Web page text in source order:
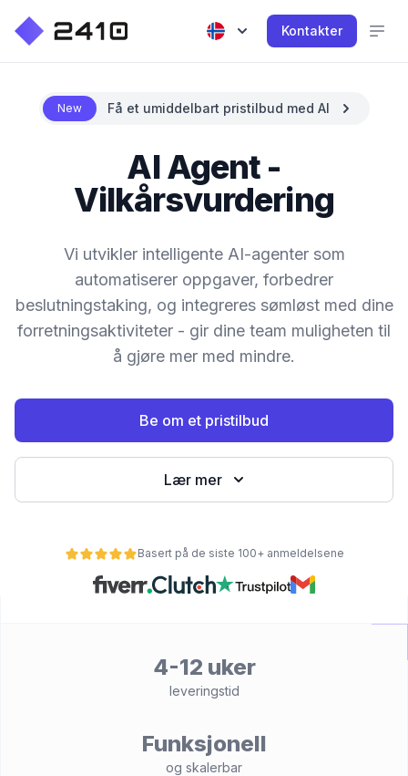
Kontakter
New Få et umiddelbart pristilbud med AI
AI Agent -
Vilkårsvurdering
Vi utvikler intelligente AI-agenter som
automatiserer oppgaver, forbedrer
beslutningstaking, og integreres sømløst med dine
forretningsaktiviteter - gir dine team muligheten til
å gjøre mer med mindre.
Be om et pristilbud
Lær mer
Basert på de siste 100+ anmeldelsene
4-12 uker
leveringstid
Funksjonell
og skalerbar